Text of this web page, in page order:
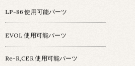
LP-86 使用可能パーツ
EVOL 使用可能パーツ
Re-R,CER 使用可能パーツ